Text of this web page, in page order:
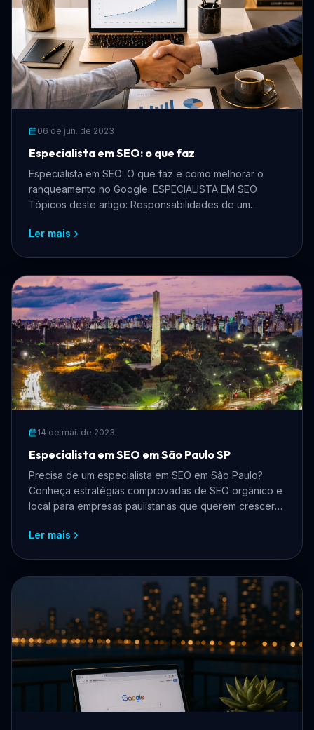
06 de jun. de 2023
Especialista em SEO: o que faz
Especialista em SEO: O que faz e como melhorar o
ranqueamento no Google. ESPECIALISTA EM SEO
Tópicos deste artigo: Responsabilidades de um
Ler mais
14 de mai. de 2023
Especialista em SEO em São Paulo SP
Precisa de um especialista em SEO em São Paulo?
Conheça estratégias comprovadas de SEO orgânico e
local para empresas paulistanas que querem crescer
anúncios.
Ler mais